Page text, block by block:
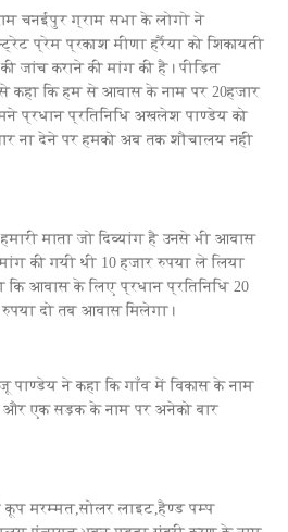
चनईपुर ग्राम सभा के लोगो ने
प्रेम प्रकाश मीणा हर्रैया को शिकायती
जांच कराने की मांग की है। पीड़ित
कहा कि हम से आवास के नाम पर 20हजार
प्रधान प्रतिनिधि अखलेश पाण्डेय को
ना देने पर हमको अब तक शौचालय नही
माता जो दिव्यांग है उनसे भी आवास
की गयी थी 10 हजार रुपया ले लिया
कि आवास के लिए प्रधान प्रतिनिधि 20
दो तब आवास मिलेगा।
पाण्डेय ने कहा कि गाँव में विकास के नाम
और एक सड़क के नाम पर अनेको बार
कूप मरम्मत,सोलर लाइट,हैण्ड पम्प